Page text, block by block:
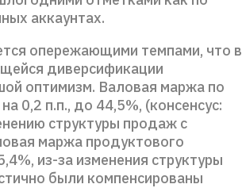
аккаунтах.
опережающими темпами, что в
диверсификации
оптимизм. Валовая маржа по
0,2 п.п., до 44,5%, (консенсус:
структуры продаж с
маржа продуктового
из-за изменения структуры
были компенсированы